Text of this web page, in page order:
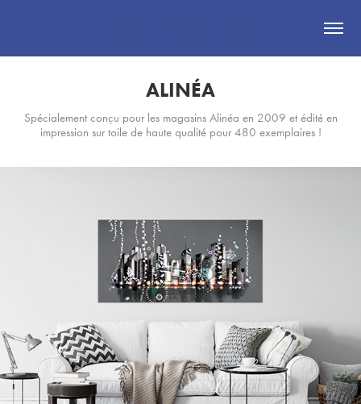
ALINÉA
Spécialement conçu pour les magasins Alinéa en 2009 et édité en
impression sur toile de haute qualité pour 480 exemplaires !